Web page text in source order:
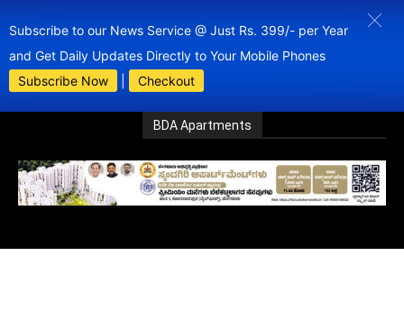
Subscribe to our News Service @ Just Rs. 399/- per Year
and Get Daily Updates Directly to Your Mobile Phones
Subscribe Now
Checkout
BDA Apartments